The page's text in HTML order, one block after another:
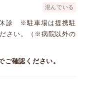
混んでいる
診 ※駐車場は提携駐
さい。（※病院以外の
確認ください。